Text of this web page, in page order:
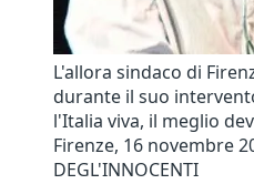
L'allora sindaco di
durante il suo
l'Italia viva, il meglio
Firenze, 16 novembre
DEGL'INNOCENTI